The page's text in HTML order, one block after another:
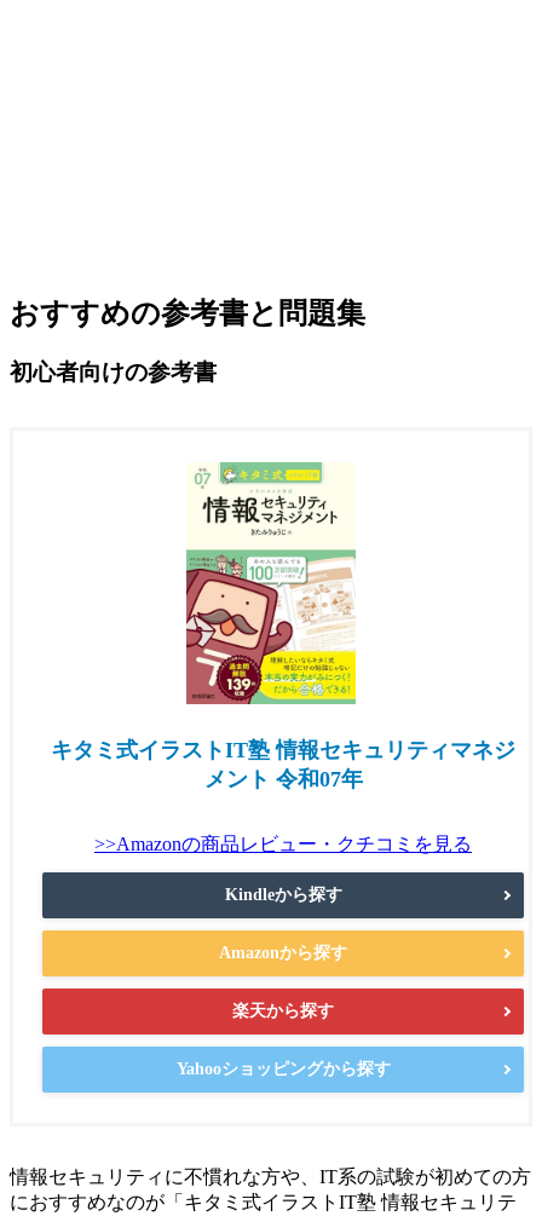
おすすめの参考書と問題集
初心者向けの参考書
キタミ式イラストIT塾 情報セキュリティマネジ
メント 令和07年
>>Amazonの商品レビュー・クチコミを見る
Kindleから探す
Amazonから探す
楽天から探す
Yahooショッピングから探す
情報セキュリティに不慣れな方や、IT系の試験が初めての方
におすすめなのが「キタミ式イラストIT塾 情報セキュリテ